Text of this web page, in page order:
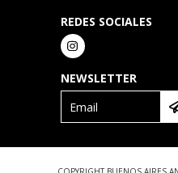
REDES SOCIALES
NEWSLETTER